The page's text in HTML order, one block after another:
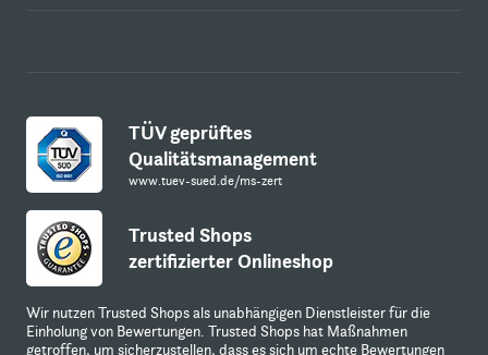
TÜV geprüftes
Qualitätsmanagement
www.tuev-sued.de/ms-zert
Trusted Shops
zertifizierter Onlineshop
Wir nutzen Trusted Shops als unabhängigen Dienstleister für die
Einholung von Bewertungen. Trusted Shops hat Maßnahmen
getroffen, um sicherzustellen, dass es sich um echte Bewertungen